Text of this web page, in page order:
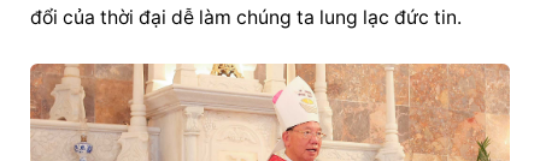
đổi của thời đại dễ làm chúng ta lung lạc đức tin.